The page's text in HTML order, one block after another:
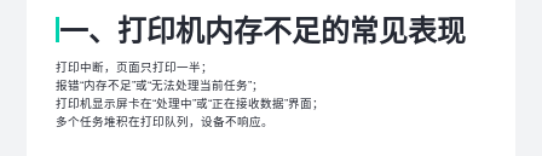
一、打印机内存不足的常见表现
打印中断，页面只打印一半；
报错“内存不足”或“无法处理当前任务”；
打印机显示屏卡在“处理中”或“正在接收数据”界面；
多个任务堆积在打印队列，设备不响应。